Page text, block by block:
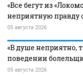
«Все бегут из
неприятную правду
05 августа 2026
«В душе неприятно,
поведении
05 августа 2026